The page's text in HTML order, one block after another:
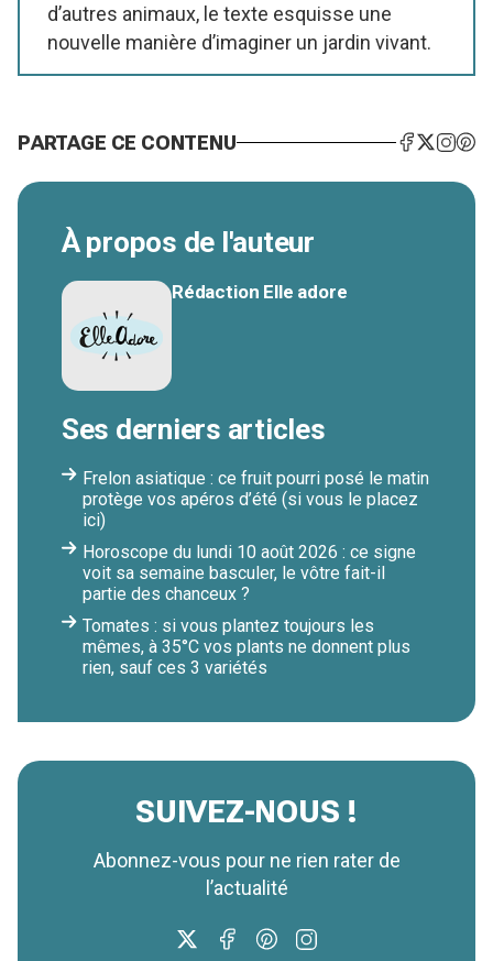
d’autres animaux, le texte esquisse une
nouvelle manière d’imaginer un jardin vivant.
PARTAGE CE CONTENU
À propos de l'auteur
Rédaction Elle adore
Ses derniers articles
Frelon asiatique : ce fruit pourri posé le matin
protège vos apéros d’été (si vous le placez
ici)
Horoscope du lundi 10 août 2026 : ce signe
voit sa semaine basculer, le vôtre fait-il
partie des chanceux ?
Tomates : si vous plantez toujours les
mêmes, à 35°C vos plants ne donnent plus
rien, sauf ces 3 variétés
SUIVEZ-NOUS !
Abonnez-vous pour ne rien rater de
l’actualité